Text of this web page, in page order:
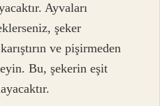
Ayvaları
şeker
ve pişirmeden
Bu, şekerin eşit